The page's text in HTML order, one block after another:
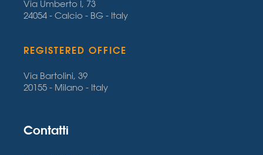
Via Umberto I, 73
24054 - Calcio - BG - Italy
REGISTERED OFFICE
Via Bartolini, 39
20155 - Milano - Italy
Contatti